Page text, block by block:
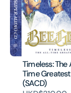
Timeless: The
Time
(SACD)